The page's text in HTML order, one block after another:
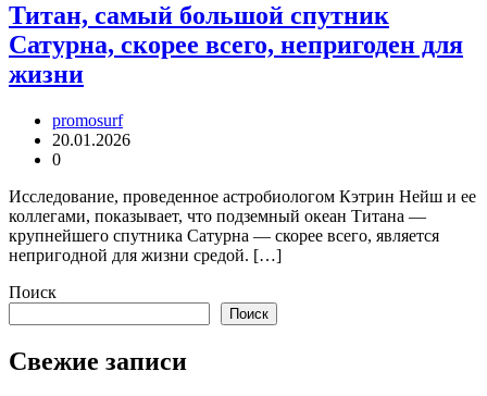
Титан, самый большой спутник
Сатурна, скорее всего, непригоден для
жизни
promosurf
20.01.2026
0
Исследование, проведенное астробиологом Кэтрин Нейш и ее
коллегами, показывает, что подземный океан Титана —
крупнейшего спутника Сатурна — скорее всего, является
непригодной для жизни средой. […]
Поиск
Поиск
Свежие записи